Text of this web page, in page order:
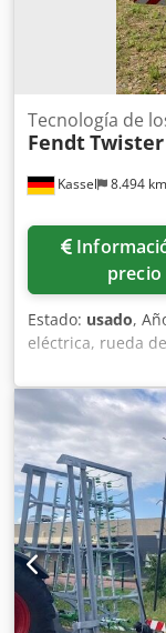
Kassel 8.494 km
Tecnología de
FendtTwister
Información de
precio
Estado: usado,
eléctrica, rueda
andanas
esparcimiento